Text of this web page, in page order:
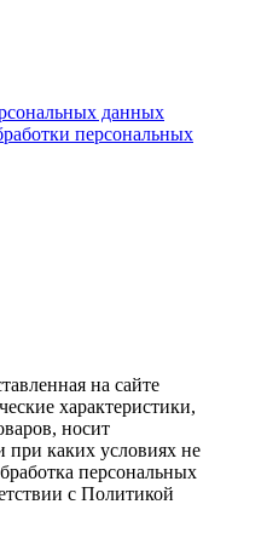
данных
персональных
на сайте
характеристики,
носит
каких условиях не
персональных
с Политикой